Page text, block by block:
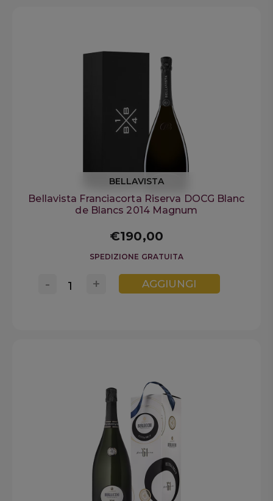
BELLAVISTA
Bellavista Franciacorta Riserva DOCG Blanc
de Blancs 2014 Magnum
€190,00
SPEDIZIONE GRATUITA
+
- AGGIUNGI